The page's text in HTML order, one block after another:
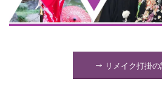
リメイク打掛